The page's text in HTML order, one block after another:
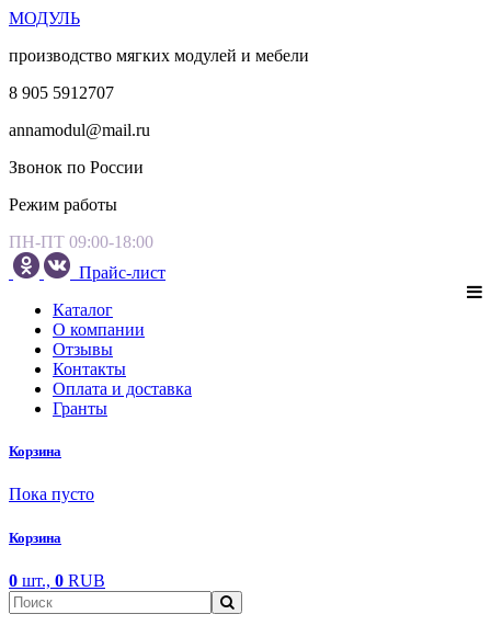
МОДУЛЬ
производство мягких модулей и мебели
8 905 5912707
annamodul@mail.ru
Звонок по России
Режим работы
ПН-ПТ 09:00-18:00
Прайс-лист
Каталог
О компании
Отзывы
Контакты
Оплата и доставка
Гранты
Корзина
Пока пусто
Корзина
0 шт., 0 RUB